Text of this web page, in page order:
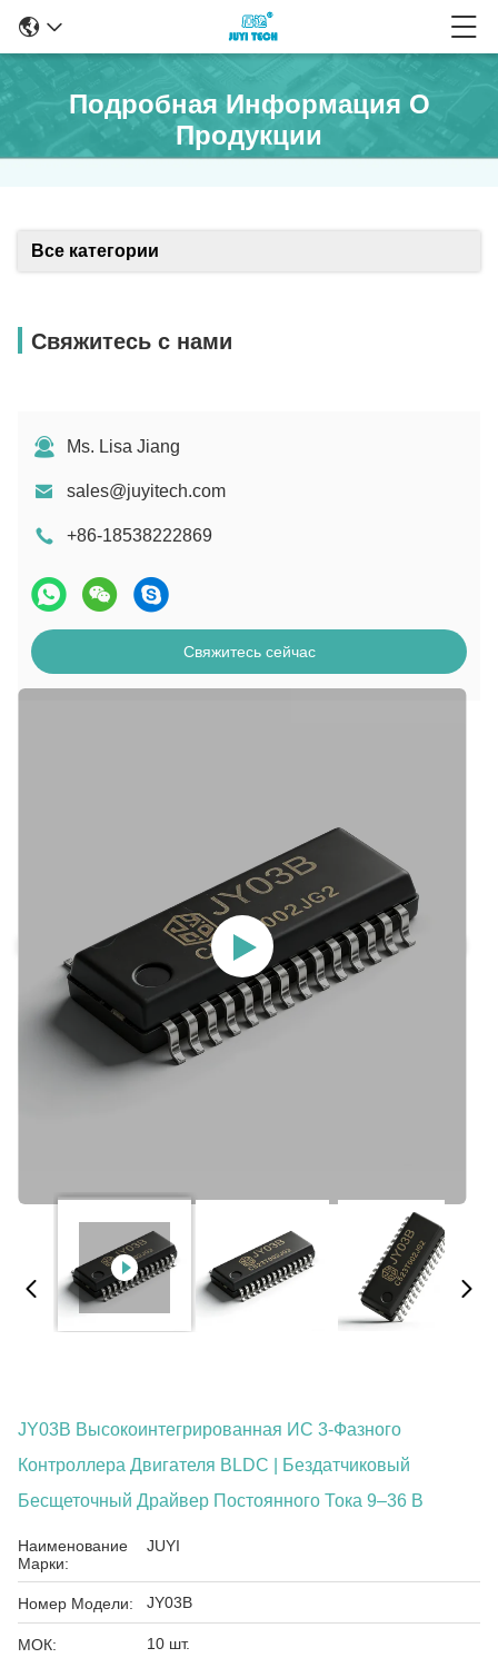
Подробная Информация О
Продукции
Все категории
Свяжитесь с нами
Ms. Lisa Jiang
sales@juyitech.com
+86-18538222869
Свяжитесь сейчас
JY03B Высокоинтегрированная ИС 3-Фазного
Контроллера Двигателя BLDC | Бездатчиковый
Бесщеточный Драйвер Постоянного Тока 9–36 В
Наименование
Марки:
JUYI
Номер Модели: JY03B
МОК: 10 шт.